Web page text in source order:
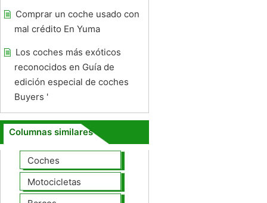
Comprar un coche usado con
mal crédito En Yuma
Los coches más exóticos
reconocidos en Guía de
edición especial de coches
Buyers '
Columnas similares
Coches
Motocicletas